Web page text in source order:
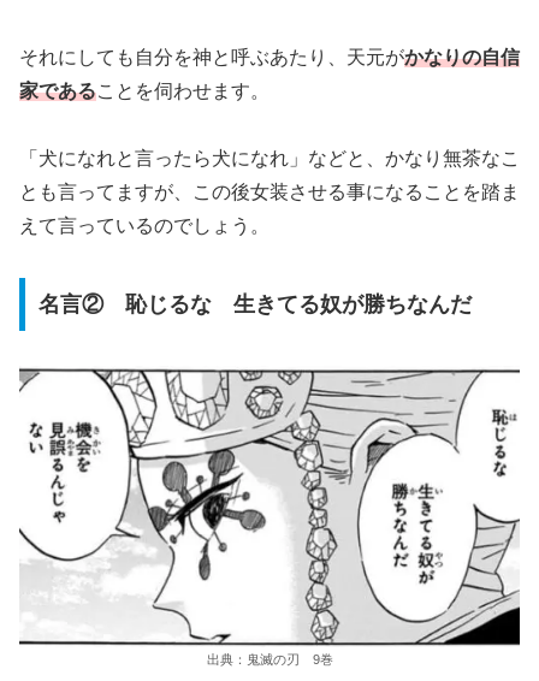
それにしても自分を神と呼ぶあたり、天元がかなりの自信
家であることを伺わせます。
「犬になれと言ったら犬になれ」などと、かなり無茶なこ
とも言ってますが、この後女装させる事になることを踏ま
えて言っているのでしょう。
名言② 恥じるな 生きてる奴が勝ちなんだ
出典：鬼滅の刃 9巻